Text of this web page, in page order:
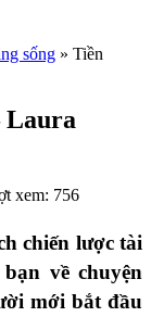
sống » Tiền
Laura
xem: 756
chiến lược tài
về chuyện
mới bắt đầu